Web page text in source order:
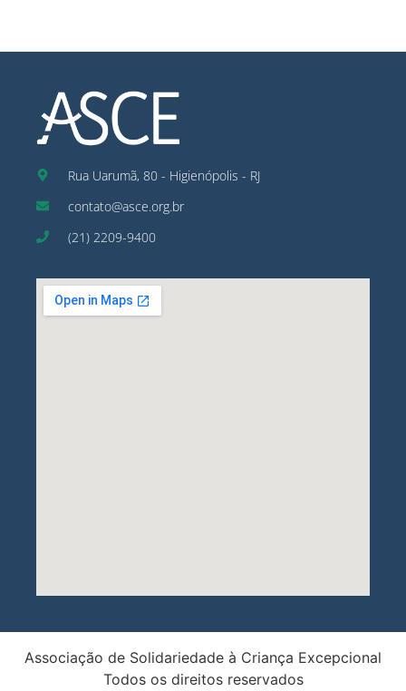
Rua Uarumã, 80 - Higienópolis - RJ
contato@asce.org.br
(21) 2209-9400
Associação de Solidariedade à Criança Excepcional
Todos os direitos reservados